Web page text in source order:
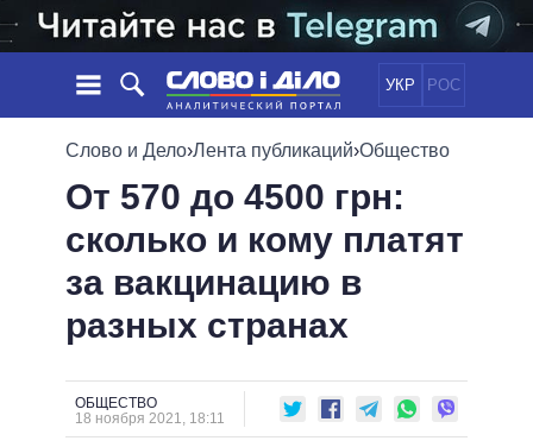
УКР РОС
НОВОСТИ
ЛЕНТА
СОБЫТИЯ
СТАТЬИ
ОБЗОРЫ
ДАЙДЖЕСТЫ
ПОЛИТИКА
ЭКОНОМИКА
ОБЩЕСТВО
ОБЕЩАНИЯ
ПОЛИТИКИ
ВСЕ ПОЛИТИКИ
ПРЕЗИДЕНТ И ОФИС
ВЕРХОВНАЯ РАДА
КАБИНЕТ МИНИСТРОВ
ИНФОГРАФИКА
ПОДДЕРЖАТЬ
Слово и Дело›Лента публикаций›Общество
От 570 до 4500 грн:
сколько и кому платят
за вакцинацию в
разных странах
ОБЩЕСТВО
18 ноября 2021, 18:11